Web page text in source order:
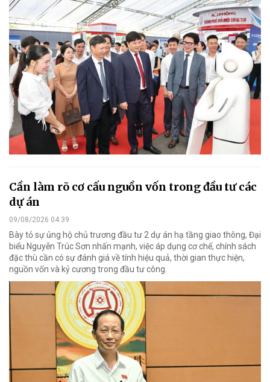
Cần làm rõ cơ cấu nguồn vốn trong đầu tư các
dự án
09/08/2026 04:39
Bày tỏ sự ủng hộ chủ trương đầu tư 2 dự án hạ tầng giao thông, Đại
biểu Nguyễn Trúc Sơn nhấn mạnh, việc áp dụng cơ chế, chính sách
đặc thù cần có sự đánh giá về tính hiệu quả, thời gian thực hiện,
nguồn vốn và kỷ cương trong đầu tư công.